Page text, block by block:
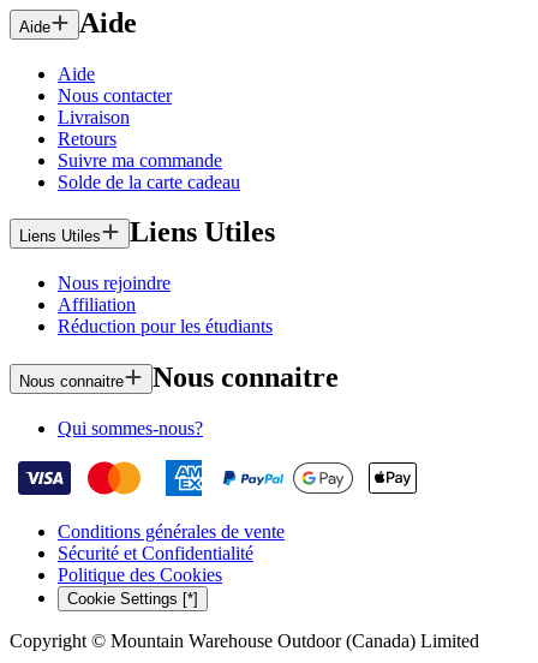
Aide Aide
Aide
Nous contacter
Livraison
Retours
Suivre ma commande
Solde de la carte cadeau
Liens Utiles Liens Utiles
Nous rejoindre
Affiliation
Réduction pour les étudiants
Nous connaitre Nous connaitre
Qui sommes-nous?
Conditions générales de vente
Sécurité et Confidentialité
Politique des Cookies
Cookie Settings [*]
Copyright © Mountain Warehouse Outdoor (Canada) Limited